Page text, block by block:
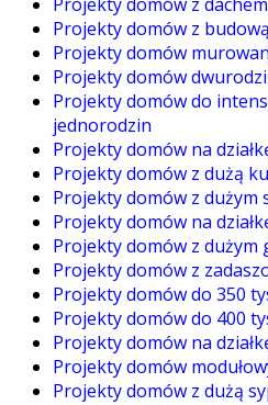
Projekty domów z budową
Projekty domów
Projekty domów
Projekty domów do
jednorodzin
Projekty domów na
Projekty domów z dużą
Projekty domów z dużym
Projekty domów na
Projekty domów z dużym
Projekty domów z
Projekty domów do 350
Projekty domów do 400
Projekty domów na
Projekty domów
Projekty domów z dużą